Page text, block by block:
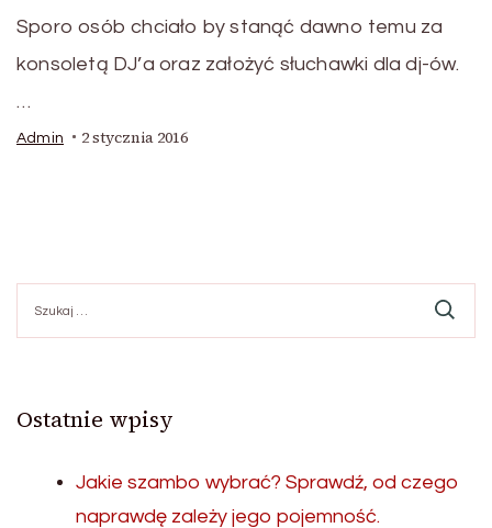
Sporo osób chciało by stanąć dawno temu za
konsoletą DJ’a oraz założyć słuchawki dla dj-ów.
…
Admin 2 stycznia 2016
Ostatnie wpisy
Jakie szambo wybrać? Sprawdź, od czego
naprawdę zależy jego pojemność.